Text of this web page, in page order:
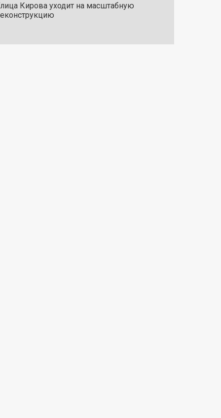
Кирова уходит на масштабную